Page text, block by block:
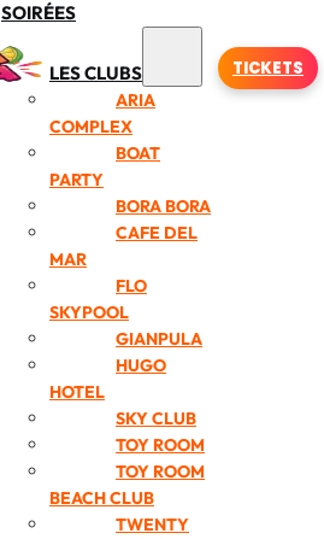
SOIRÉES
LES CLUBS
ARIA
COMPLEX
BOAT
PARTY
BORA BORA
CAFE DEL
MAR
FLO
SKYPOOL
GIANPULA
HUGO
HOTEL
SKY CLUB
TOY ROOM
TOY ROOM
BEACH CLUB
TWENTY
TICKETS